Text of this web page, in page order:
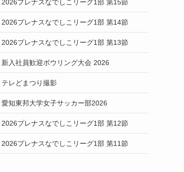
2026プレナスなでしこリーグ1部 第15節
2026プレナスなでしこリーグ1部 第14節
2026プレナスなでしこリーグ1部 第13節
新入社員歓迎ボウリング大会 2026
テレどまつり撮影
愛知東邦大学女子サッカー部2026
2026プレナスなでしこリーグ1部 第12節
2026プレナスなでしこリーグ1部 第11節